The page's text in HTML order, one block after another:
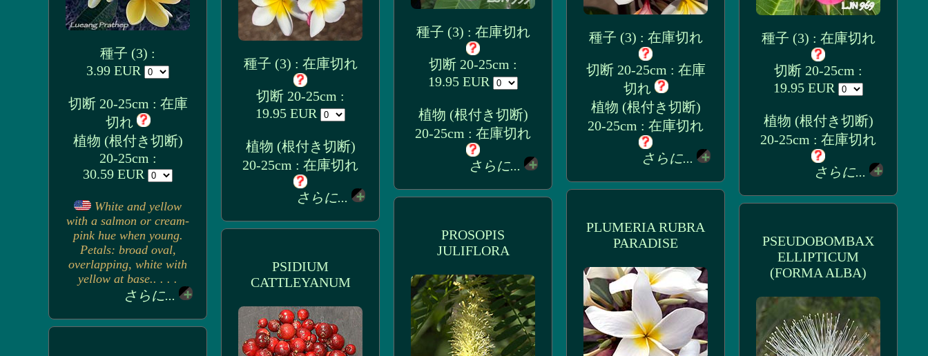
種子 (3) : 在庫切れ
切断 20-25cm :
19.95 EUR
植物 (根付き切断)
20-25cm : 在庫切れ
さらに...
種子 (3) : 在庫切れ
切断 20-25cm :
19.95 EUR
植物 (根付き切断)
20-25cm : 在庫切れ
さらに...
種子 (3) : 在庫切れ
切断 20-25cm : 在庫
切れ
植物 (根付き切断)
20-25cm : 在庫切れ
さらに...
種子 (3) : 在庫切れ
切断 20-25cm :
19.95 EUR
植物 (根付き切断)
20-25cm : 在庫切れ
さらに...
種子 (3) :
3.99 EUR
切断 20-25cm : 在庫
切れ
植物 (根付き切断)
20-25cm :
30.59 EUR
White and yellow
with a salmon or cream-
pink hue when young.
Petals: broad oval,
overlapping, white with
yellow at base.. . . .
さらに...
PLUMERIA RUBRA
PARADISE
PROSOPIS
JULIFLORA
PSEUDOBOMBAX
ELLIPTICUM
(FORMA ALBA)
PSIDIUM
CATTLEYANUM